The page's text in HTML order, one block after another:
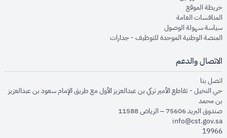
خريطة الموقعopens in new window
المنافسات العامةopens in new window
سياسة سهولة الوصولopens in new window
المنصة الوطنية الموحدة للتوظيف - جداراتopens in new window
الاتصال والدعم
اتصل بنا
حي النخيل - تقاطع الأمير تركي بن عبدالعزيز الأول مع طريق الإمام سعود بن عبدالعزيز
بن محمد
صندوق البريد 75606 – الرياض 11588
info@cst.gov.sa
19966